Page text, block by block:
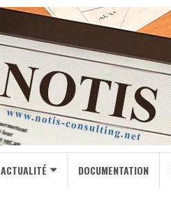
ACTUALITÉ DOCUMENTATION